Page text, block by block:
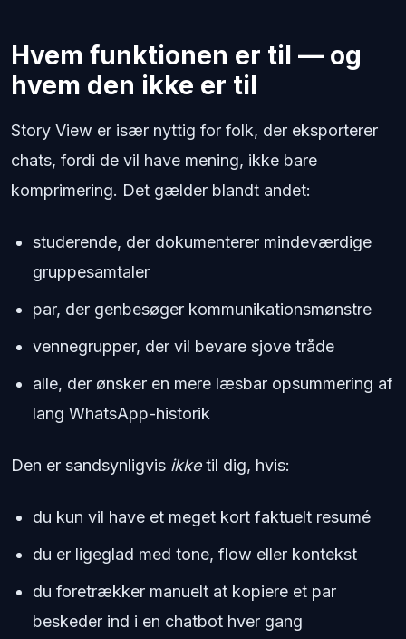
Hvem funktionen er til — og
hvem den ikke er til
Story View er især nyttig for folk, der eksporterer
chats, fordi de vil have mening, ikke bare
komprimering. Det gælder blandt andet:
studerende, der dokumenterer mindeværdige
gruppesamtaler
par, der genbesøger kommunikationsmønstre
vennegrupper, der vil bevare sjove tråde
alle, der ønsker en mere læsbar opsummering af
lang WhatsApp-historik
Den er sandsynligvis ikketil dig, hvis:
du kun vil have et meget kort faktuelt resumé
du er ligeglad med tone, flow eller kontekst
du foretrækker manuelt at kopiere et par
beskeder ind i en chatbot hver gang